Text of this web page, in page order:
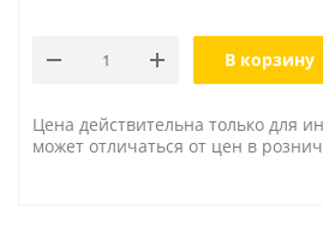
В корзину
Цена действительна только для
может отличаться от цен в